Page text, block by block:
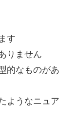
す
りません
的なものがあ
ようなニュア